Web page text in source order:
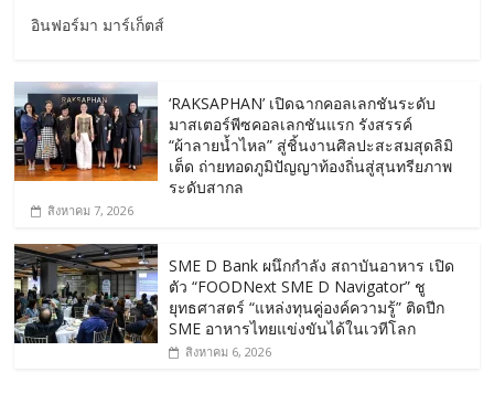
อินฟอร์มา มาร์เก็ตส์
‘RAKSAPHAN’ เปิดฉากคอลเลกชันระดับ
มาสเตอร์พีซคอลเลกชันแรก รังสรรค์
“ผ้าลายน้ำไหล” สู่ชิ้นงานศิลปะสะสมสุดลิมิ
เต็ด ถ่ายทอดภูมิปัญญาท้องถิ่นสู่สุนทรียภาพ
ระดับสากล
สิงหาคม 7, 2026
SME D Bank ผนึกกำลัง สถาบันอาหาร เปิด
ตัว “FOODNext SME D Navigator” ชู
ยุทธศาสตร์ “แหล่งทุนคู่องค์ความรู้” ติดปีก
SME อาหารไทยแข่งขันได้ในเวทีโลก
สิงหาคม 6, 2026